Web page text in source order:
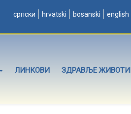
српски hrvatski bosanski english
ЛИНКОВИ ЗДРАВЉЕ